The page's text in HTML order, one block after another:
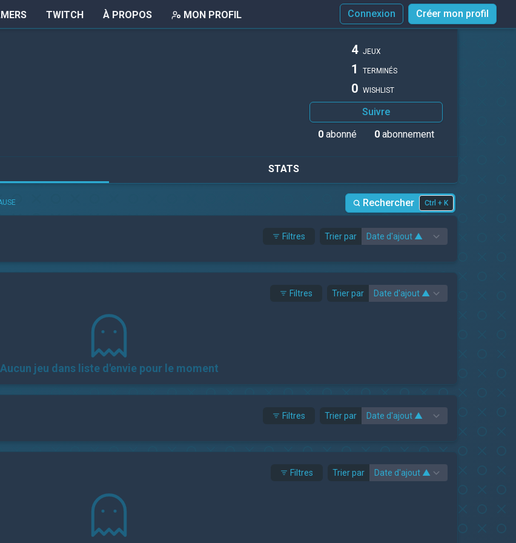
TWITCH À PROPOS MON PROFIL Connexion Créer mon profil
4 JEUX
1 TERMINÉS
0 WISHLIST
Suivre
0abonné 0abonnement
STATS
Rechercher Ctrl + K
Filtres Trier par
Filtres Trier par
Aucun jeu dans liste d'envie pour le moment
Filtres Trier par
Filtres Trier par